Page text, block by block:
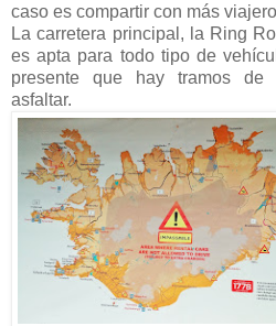
caso es compartir con más
La carretera principal, la Ring
es apta para todo tipo de
presente que hay tramos de
asfaltar.